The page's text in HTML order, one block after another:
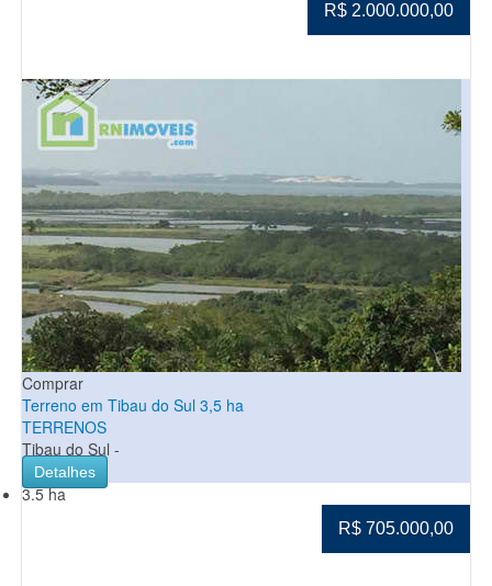
R$ 2.000.000,00
Comprar
Terreno em Tibau do Sul 3,5 ha
TERRENOS
Tibau do Sul -
Detalhes
3.5 ha
R$ 705.000,00